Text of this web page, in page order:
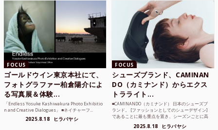
FOCUS
ゴールドウイン東京本社にて、
フォトグラファー柏倉陽介によ
る写真展＆体験...
「Endless Yosuke Kashiwakura Photo Exhibitio
n and Creative Dialogues」 ■ネイチャーフ...
2025.8.18 ヒラバヤシ
FOCUS
シューズブランド、CAMINAN
DO（カミナンド）からエクス
トラライト...
■CAMINANDO（カミナンド） 日本のシューズブ
ランド。 [ファッションとしてのシューデザイン]
であることに最も重点を置き、シーズンごとに高
2025.8.18 ヒラバヤシ